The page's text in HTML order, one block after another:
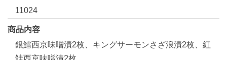
11024
商品内容
銀鱈西京味噌漬2枚、キングサーモンさざ浪漬2枚、紅
鮭西京味噌漬2枚